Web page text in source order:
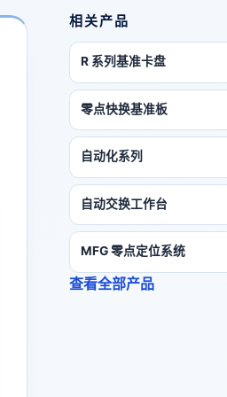
相关产品
R 系列基准卡盘
零点快换基准板
自动化系列
自动交换工作台
MFG 零点定位系统
查看全部产品